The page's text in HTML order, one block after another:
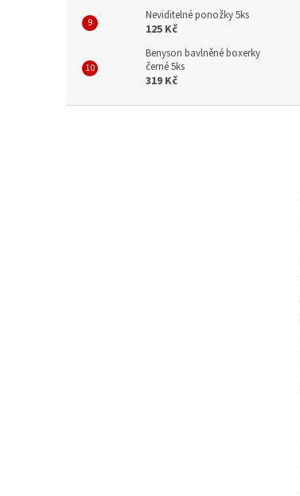
Neviditelné ponožky 5ks
125 Kč
Benyson bavlněné boxerky
černé 5ks
319 Kč